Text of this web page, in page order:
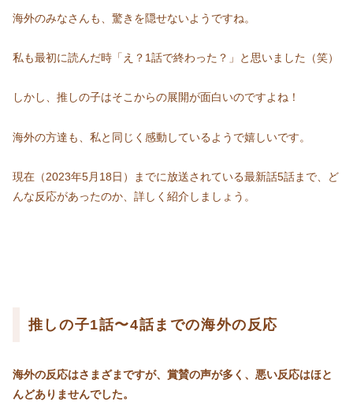
海外のみなさんも、驚きを隠せないようですね。
私も最初に読んだ時「え？1話で終わった？」と思いました（笑）
しかし、推しの子はそこからの展開が面白いのですよね！
海外の方達も、私と同じく感動しているようで嬉しいです。
現在（2023年5月18日）までに放送されている最新話5話まで、ど
んな反応があったのか、詳しく紹介しましょう。
推しの子1話〜4話までの海外の反応
海外の反応はさまざまですが、賞賛の声が多く、悪い反応はほと
んどありませんでした。